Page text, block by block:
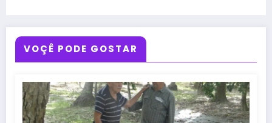
VOÇÊ PODE GOSTAR